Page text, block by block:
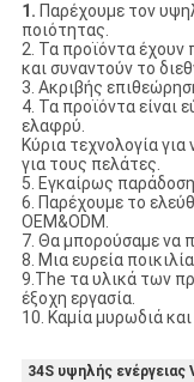
1. Παρέχουμε τον
ποιότητας.
2. Τα προϊόντα έχουν
και συναντούν το
3. Ακριβής
4. Τα προϊόντα είναι
ελαφρύ.
Κύρια τεχνολογία
για τους πελάτες.
5. Εγκαίρως
6. Παρέχουμε το
OEM&ODM.
7. Θα μπορούσαμε να
8. Μια ευρεία
9.The τα υλικά των
έξοχη εργασία.
10. Καμία μυρωδιά
34S υψηλής